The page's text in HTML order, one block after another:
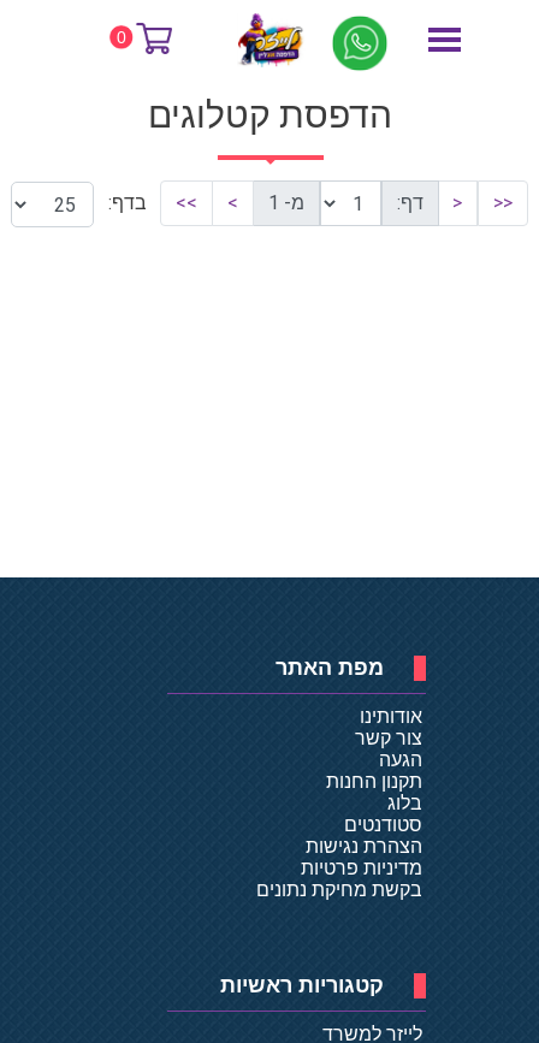
0 דף הבית הדפסת קטלוגים
הדפסת קטלוגים
<<
< דף: מ- 1 >
>> בדף:
מפת האתר
אודותינו
צור קשר
הגעה
תקנון החנות
בלוג
סטודנטים
הצהרת נגישות
מדיניות פרטיות
בקשת מחיקת נתונים
קטגוריות ראשיות
לייזר למשרד